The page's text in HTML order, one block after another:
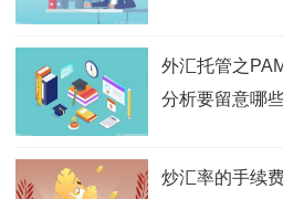
外汇托管之
分析要留意哪
炒汇率的手续